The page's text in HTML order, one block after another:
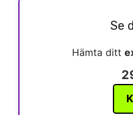
Se
Hämta ditt